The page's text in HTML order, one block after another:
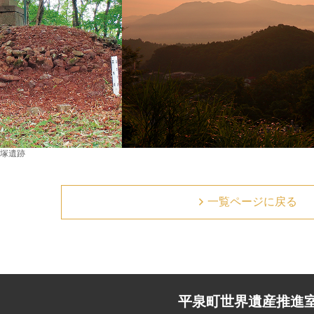
遺跡
一覧ページに戻る
平泉町世界遺産推進